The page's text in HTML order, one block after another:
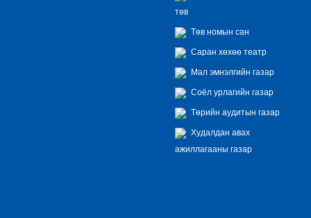
төв
Төв номын сан
Саран хөхөө театр
Мал эмнэлгийн газар
Соёл урлагийн газар
Төрийн аудитын газар
Худалдан авах
ажиллагааны газар